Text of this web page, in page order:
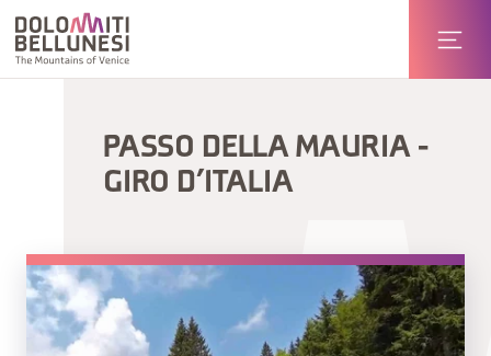
PASSO DELLA MAURIA -
GIRO D’ITALIA